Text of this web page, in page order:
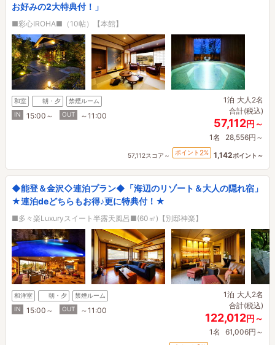
お好みの2大特典付！」
■彩心IROHA■（10帖）【本館】
和室 朝・夕
禁煙ルーム
IN
15:00～ OUT ～11:00
1泊 大人2名
合計(税込)
57,112円～
1名 28,556円～
57,112スコア～ ポイント 2% 1,142ポイント～
◆能登＆金沢◇連泊プラン◆「海辺のリゾート＆大人の隠れ宿」
★連泊deどちらもお得♪更に特典付！★
■多々楽Luxuryスイート半露天風呂■(60㎡)【別邸神楽】
和洋室 朝・夕
禁煙ルーム
IN
15:00～ OUT ～11:00
1泊 大人2名
合計(税込)
122,012円～
1名 61,006円～